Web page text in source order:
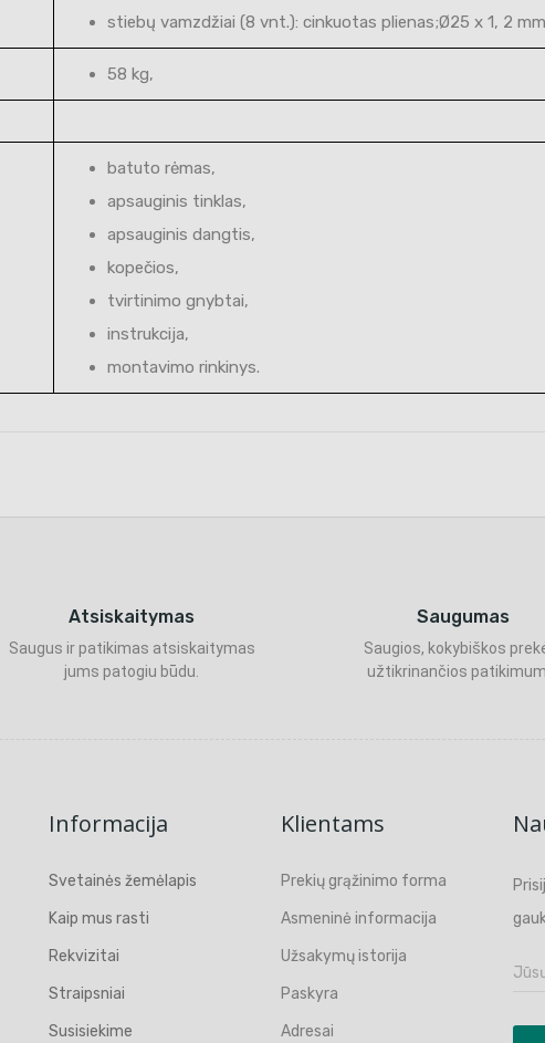
stiebų vamzdžiai (8 vnt.): cinkuotas plienas;Ø25 x 1, 2
58 kg,
batuto rėmas,
apsauginis tinklas,
apsauginis dangtis,
kopečios,
tvirtinimo gnybtai,
instrukcija,
montavimo rinkinys.
Atsiskaitymas
Saugus ir patikimas atsiskaitymas
jums patogiu būdu.
Saugumas
Saugios, kokybiškos
užtikrinančios
Informacija
Svetainės žemėlapis
Kaip mus rasti
Rekvizitai
Straipsniai
Susisiekime
Klientams
Prekių grąžinimo forma
Asmeninė informacija
Užsakymų istorija
Paskyra
Adresai